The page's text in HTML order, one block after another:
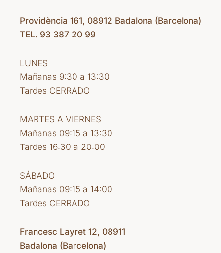
Providència 161, 08912 Badalona (Barcelona)
TEL. 93 387 20 99
LUNES
Mañanas 9:30 a 13:30
Tardes CERRADO
MARTES A VIERNES
Mañanas 09:15 a 13:30
Tardes 16:30 a 20:00
SÁBADO
Mañanas 09:15 a 14:00
Tardes CERRADO
Francesc Layret 12, 08911
Badalona (Barcelona)